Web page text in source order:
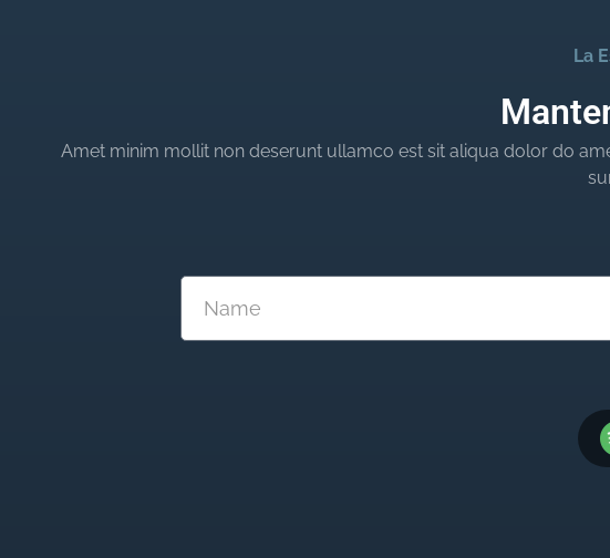
La
Amet minim mollit non deserunt ullamco est sit aliqua dolor do